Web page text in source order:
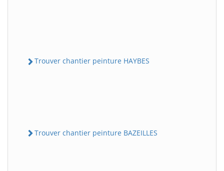
Trouver chantier peinture HAYBES
Trouver chantier peinture BAZEILLES